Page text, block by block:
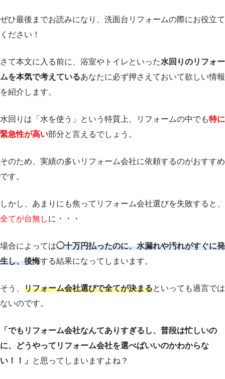
ぜひ最後までお読みになり、洗面台リフォームの際にお役立て
ください！
さて本文に入る前に、浴室やトイレといった水回りのリフォー
ムを本気で考えているあなたに必ず押さえておいて欲しい情報
を紹介します。
水回りは「水を使う」という特質上、リフォームの中でも特に
緊急性が高い部分と言えるでしょう。
そのため、実績の多いリフォーム会社に依頼するのがおすすめ
です。
しかし、あまりにも焦ってリフォーム会社選びを失敗すると、
全てが台無しに・・・
場合によっては◯十万円払ったのに、水漏れや汚れがすぐに発
生し、後悔する結果になってしまいます。
そう、 リフォーム会社選びで全てが決まるといっても過言では
ないのです。
「でもリフォーム会社なんてありすぎるし、普段は忙しいの
に、どうやってリフォーム会社を選べばいいのかわからな
い！！」 と思ってしまいますよね？